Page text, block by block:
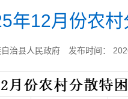
年12月份农
治县人民政府 发布时间：